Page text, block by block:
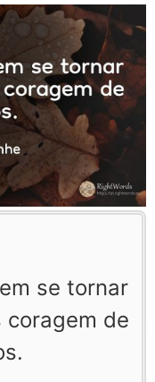
se tornar
de